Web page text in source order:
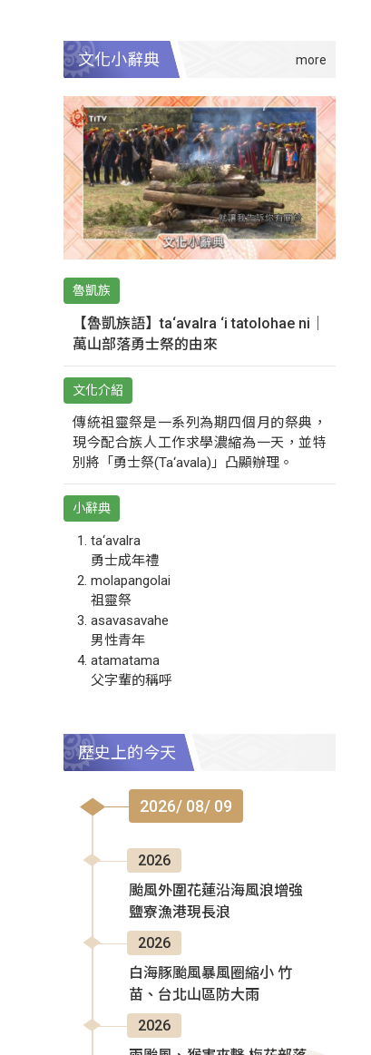
文化小辭典
魯凱族
【魯凱族語】ta‘avalra ‘i tatolohae ni｜
萬山部落勇士祭的由來
文化介紹
傳統祖靈祭是一系列為期四個月的祭典，
現今配合族人工作求學濃縮為一天，並特
別將「勇士祭(Ta‘avala)」凸顯辦理。
小辭典
ta‘avalra
勇士成年禮
molapangolai
祖靈祭
asavasavahe
男性青年
atamatama
父字輩的稱呼
歷史上的今天
2026/ 08/ 09
2026
颱風外圍花蓮沿海風浪增強
鹽寮漁港現長浪
2026
白海豚颱風暴風圈縮小 竹
苗、台北山區防大雨
2026